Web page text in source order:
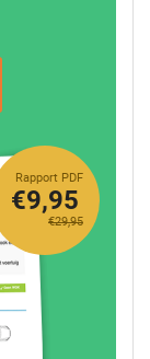
Rapport PDF
€29,95
€9,95